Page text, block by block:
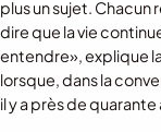
plus un sujet. Chacun
dire que la vie
entendre», explique
lorsque, dans la
il y a près de quarante